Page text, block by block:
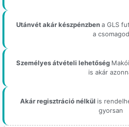
Utánvét akár készpénzbena GLS
a csomagod
Személyes átvételi lehetőség
is akár
Akár regisztráció nélkül is
gyorsan